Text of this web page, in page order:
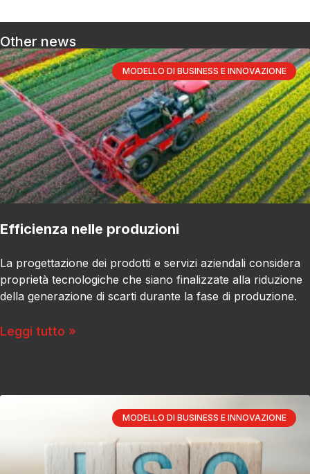
Other news
MODELLO DI BUSINESS E INNOVAZIONE
Efficienza nelle produzioni
La progettazione dei prodotti e servizi aziendali considera
proprietà tecnologiche che siano finalizzate alla riduzione
della generazione di scarti durante la fase di produzione.
Leggi tutto »
MODELLO DI BUSINESS E INNOVAZIONE